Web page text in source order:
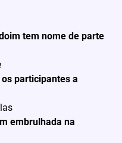
tem nome de parte
participantes a
embrulhada na